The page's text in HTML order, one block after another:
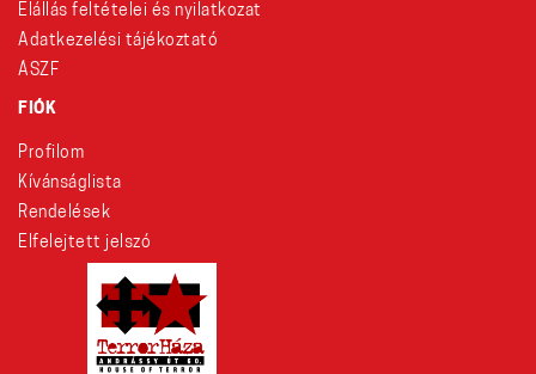
Elállás feltételei és nyilatkozat
Adatkezelési tájékoztató
ÁSZF
FIÓK
Profilom
Kívánságlista
Rendelések
Elfelejtett jelszó